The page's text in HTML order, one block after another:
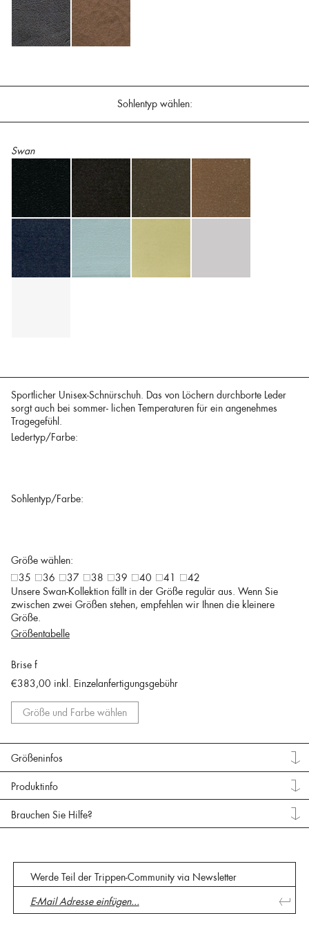
Sohlentyp wählen:
Swan
Sportlicher Unisex-Schnürschuh. Das von Löchern durchborte Leder
sorgt auch bei sommer- lichen Temperaturen für ein angenehmes
Tragegefühl.
Ledertyp/Farbe:
Sohlentyp/Farbe:
Größe wählen:
35
36 37 38 39 40 41
42
Unsere Swan-Kollektion fällt in der Größe regulär aus. Wenn Sie
zwischen zwei Größen stehen, empfehlen wir Ihnen die kleinere
Größe.
Größentabelle
Brise f
€383,00 inkl. Einzelanfertigungsgebühr
Größe und Farbe wählen
Größeninfos
Produktinfo
Brauchen Sie Hilfe?
Werde Teil der Trippen-Community via Newsletter